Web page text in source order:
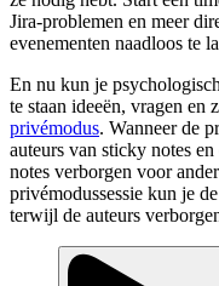
Jira-problemen en meer
evenementen naadloos te
En nu kun je
te staan ideeën, vragen en
privémodus. Wanneer de
auteurs van sticky notes
notes verborgen voor
privémodussessie kun je
terwijl de auteurs